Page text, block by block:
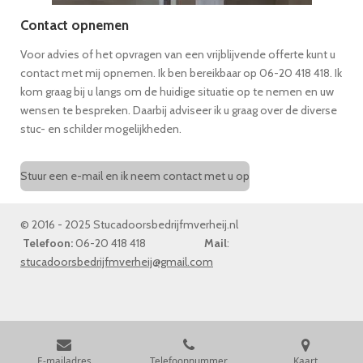
Contact opnemen
Voor advies of het opvragen van een vrijblijvende offerte kunt u
contact met mij opnemen. Ik ben bereikbaar op 06-20 418 418. Ik
kom graag bij u langs om de huidige situatie op te nemen en uw
wensen te bespreken. Daarbij adviseer ik u graag over de diverse
stuc- en schilder mogelijkheden.
Stuur een e-mail en ik neem contact met u op
© 2016 - 2025 Stucadoorsbedrijfmverheij.nl
Telefoon:06-20 418 418 Mail:
stucadoorsbedrijfmverheij@gmail.com